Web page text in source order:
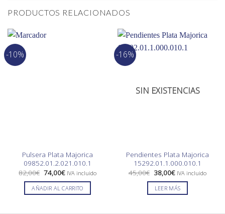
PRODUCTOS RELACIONADOS
-10%
Pulsera Plata Majorica
09852.01.2.021.010.1
82,00€ El
precio
original
era:
82,00€.
74,00€El
precio
actual
es:
74,00€.
IVA incluido
AÑADIR AL CARRITO
-16%
SIN EXISTENCIAS
Pendientes Plata Majorica
15292.01.1.000.010.1
45,00€ El
precio
original
era:
45,00€.
38,00€El
precio
actual
es:
38,00€.
IVA incluido
LEER MÁS